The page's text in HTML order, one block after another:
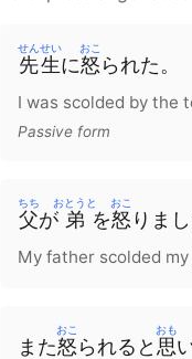
先生
せんせい
に怒
おこ
られた。
I was scolded by the
Passive form
父
ちち
が 弟
おとうと
を怒
おこ
りまし
My father scolded
また怒
おこ
られる と 思
おも